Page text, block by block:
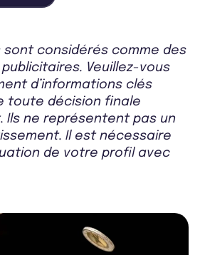
sont considérés comme des
Veuillez-vous
d’informations clés
toute décision finale
Ils ne représentent pas un
Il est nécessaire
de votre profil avec